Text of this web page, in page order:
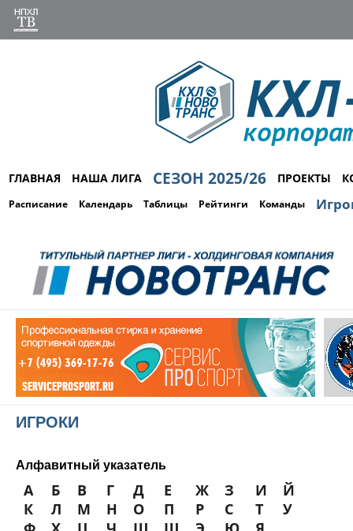
ГЛАВНАЯ НАША ЛИГА СЕЗОН 2025/26 ПРОЕКТЫ
Расписание Календарь Таблицы Рейтинги Команды
ИГРОКИ
Алфавитный указатель
А Б В Г Д Е Ж З И
Й
К
Л М Н О П Р С Т
У